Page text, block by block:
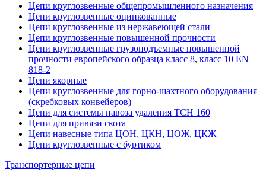
Цепи круглозвенные общепромышленного назначения
Цепи круглозвенные оцинкованные
Цепи круглозвенные из нержавеющей стали
Цепи круглозвенные повышенной прочности
Цепи круглозвенные грузоподъемные повышенной
прочности европейского образца класс 8, класс 10 EN
818-2
Цепи якорные
Цепи круглозвенные для горно-шахтного оборудования
(скребковых конвейеров)
Цепи для системы навоза удаления ТСН 160
Цепи для привязи скота
Цепи навесные типа ЦОН, ЦКН, ЦОЖ, ЦКЖ
Цепи круглозвенные с буртиком
Транспортерные цепи